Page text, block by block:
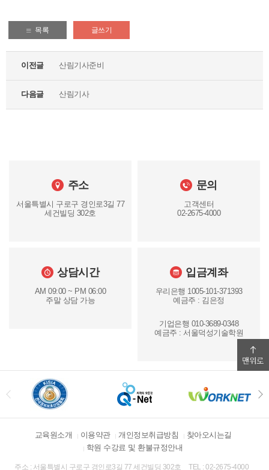
목록 글쓰기
이전글 산림기사준비
다음글 산림기사
주소
서울특별시 구로구 경인로3길 77
세건빌딩 302호
문의
고객센터
02-2675-4000
상담시간
AM 09:00 ~ PM 06:00
주말 상담 가능
입금계좌
우리은행 1005-101-371393
예금주 : 김은정
기업은행 010-3689-0348
예금주 : 서울덕성기술학원
교육원소개 이용약관 개인정보취급방침
찾아오시는길
학원 수강료 및 환불규정안내
주소 : 서울특별시 구로구 경인로3길 77 세건빌딩 302호 TEL : 02-2675-4000